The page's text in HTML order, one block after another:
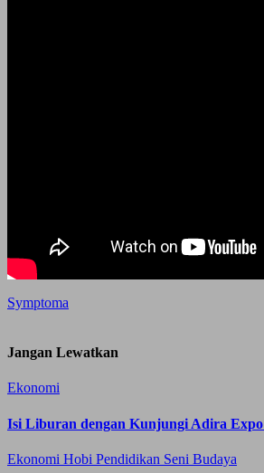
Symptoma
Jangan Lewatkan
Ekonomi
Isi Liburan dengan Kunjungi Adira
Ekonomi Hobi Pendidikan Seni Budaya